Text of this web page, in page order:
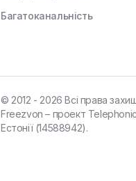
Багатоканальність
© 2012 - 2026 Всі права
Freezvon – проект
Естонії (14588942).